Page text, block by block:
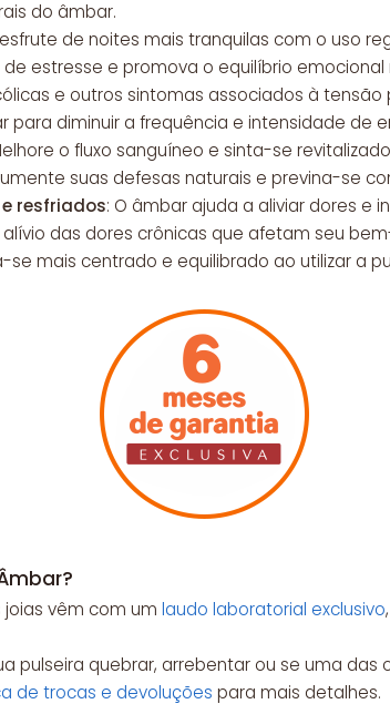
do âmbar.
de noites mais tranquilas com o uso
de estresse e promova o equilíbrio emocional
e outros sintomas associados à
para diminuir a frequência e intensidade de
o fluxo sanguíneo e sinta-se
suas defesas naturais e previna-se
resfriados: O âmbar ajuda a aliviar dores e
alívio das dores crônicas que afetam seu
se mais centrado e equilibrado ao utilizar a
joias vêm com um laudo laboratorial exclusivo
pulseira quebrar, arrebentar ou se uma
de trocas e devoluções para mais detalhes.